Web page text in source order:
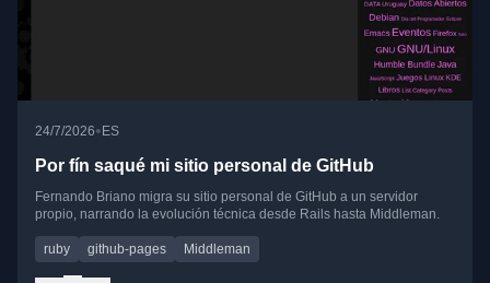
24/7/2026•ES
Por fín saqué mi sitio personal de GitHub
Fernando Briano migra su sitio personal de GitHub a un servidor
propio, narrando la evolución técnica desde Rails hasta Middleman.
ruby github-pages Middleman